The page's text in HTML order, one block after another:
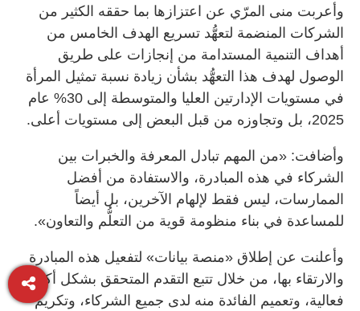
وأعربت منى المرّي عن اعتزازها بما حققه الكثير من
الشركات المنضمة لتعهُّد تسريع الهدف الخامس من
أهداف التنمية المستدامة من إنجازات على طريق
الوصول لهدف هذا التعهُّد بشأن زيادة نسبة تمثيل المرأة
في مستويات الإدارتين العليا والمتوسطة إلى 30% عام
2025، بل وتجاوزه من قبل البعض إلى مستويات أعلى.
وأضافت: «من المهم تبادل المعرفة والخبرات بين
الشركاء في هذه المبادرة، والاستفادة من أفضل
الممارسات، ليس فقط لإلهام الآخرين، بل أيضاً
للمساعدة في بناء منظومة قوية من التعلُّم والتعاون».
وأعلنت عن إطلاق «منصة بيانات» لتفعيل هذه المبادرة
والارتقاء بها، من خلال تتبع التقدم المتحقق بشكل أكثر
فعالية، وتعميم الفائدة منه لدى جميع الشركاء، وتكريم